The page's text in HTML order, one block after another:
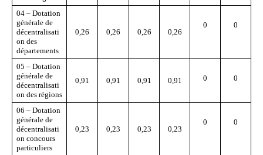
04 – Dotation
générale de
décentralisati
on des
départements
0,26 0,26 0,26 0,26
0 0
05 – Dotation
générale de
décentralisati
on des régions
0,91 0,91 0,91 0,91 0 0
06 – Dotation
générale de
décentralisati
on concours
particuliers
0,23 0,23 0,23 0,23
0 0